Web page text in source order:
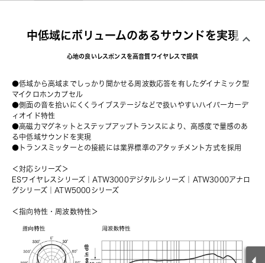
中低域にボリュームのあるサウンドを実現
心地の良いレスポンスを高音質ワイヤレスで提供
●低域から高域までしっかり聞かせる周波数応答を有したダイナミック型
マイクロホンカプセル
●側面の音を拾いにくくライブステージなどで扱いやすいハイパーカーデ
ィオイド特性
●高磁力マグネットとステップアップトランスにより、高感度で量感のあ
る中低域サウンドを実現
●トランスミッターとの接続には業界標準のアタッチメント方式を採用
＜対応シリーズ＞
ESワイヤレスシリーズ ｜ATW3000デジタルシリーズ ｜ATW3000アナロ
グシリーズ｜ATW5000シリーズ
＜指向特性・周波数特性＞